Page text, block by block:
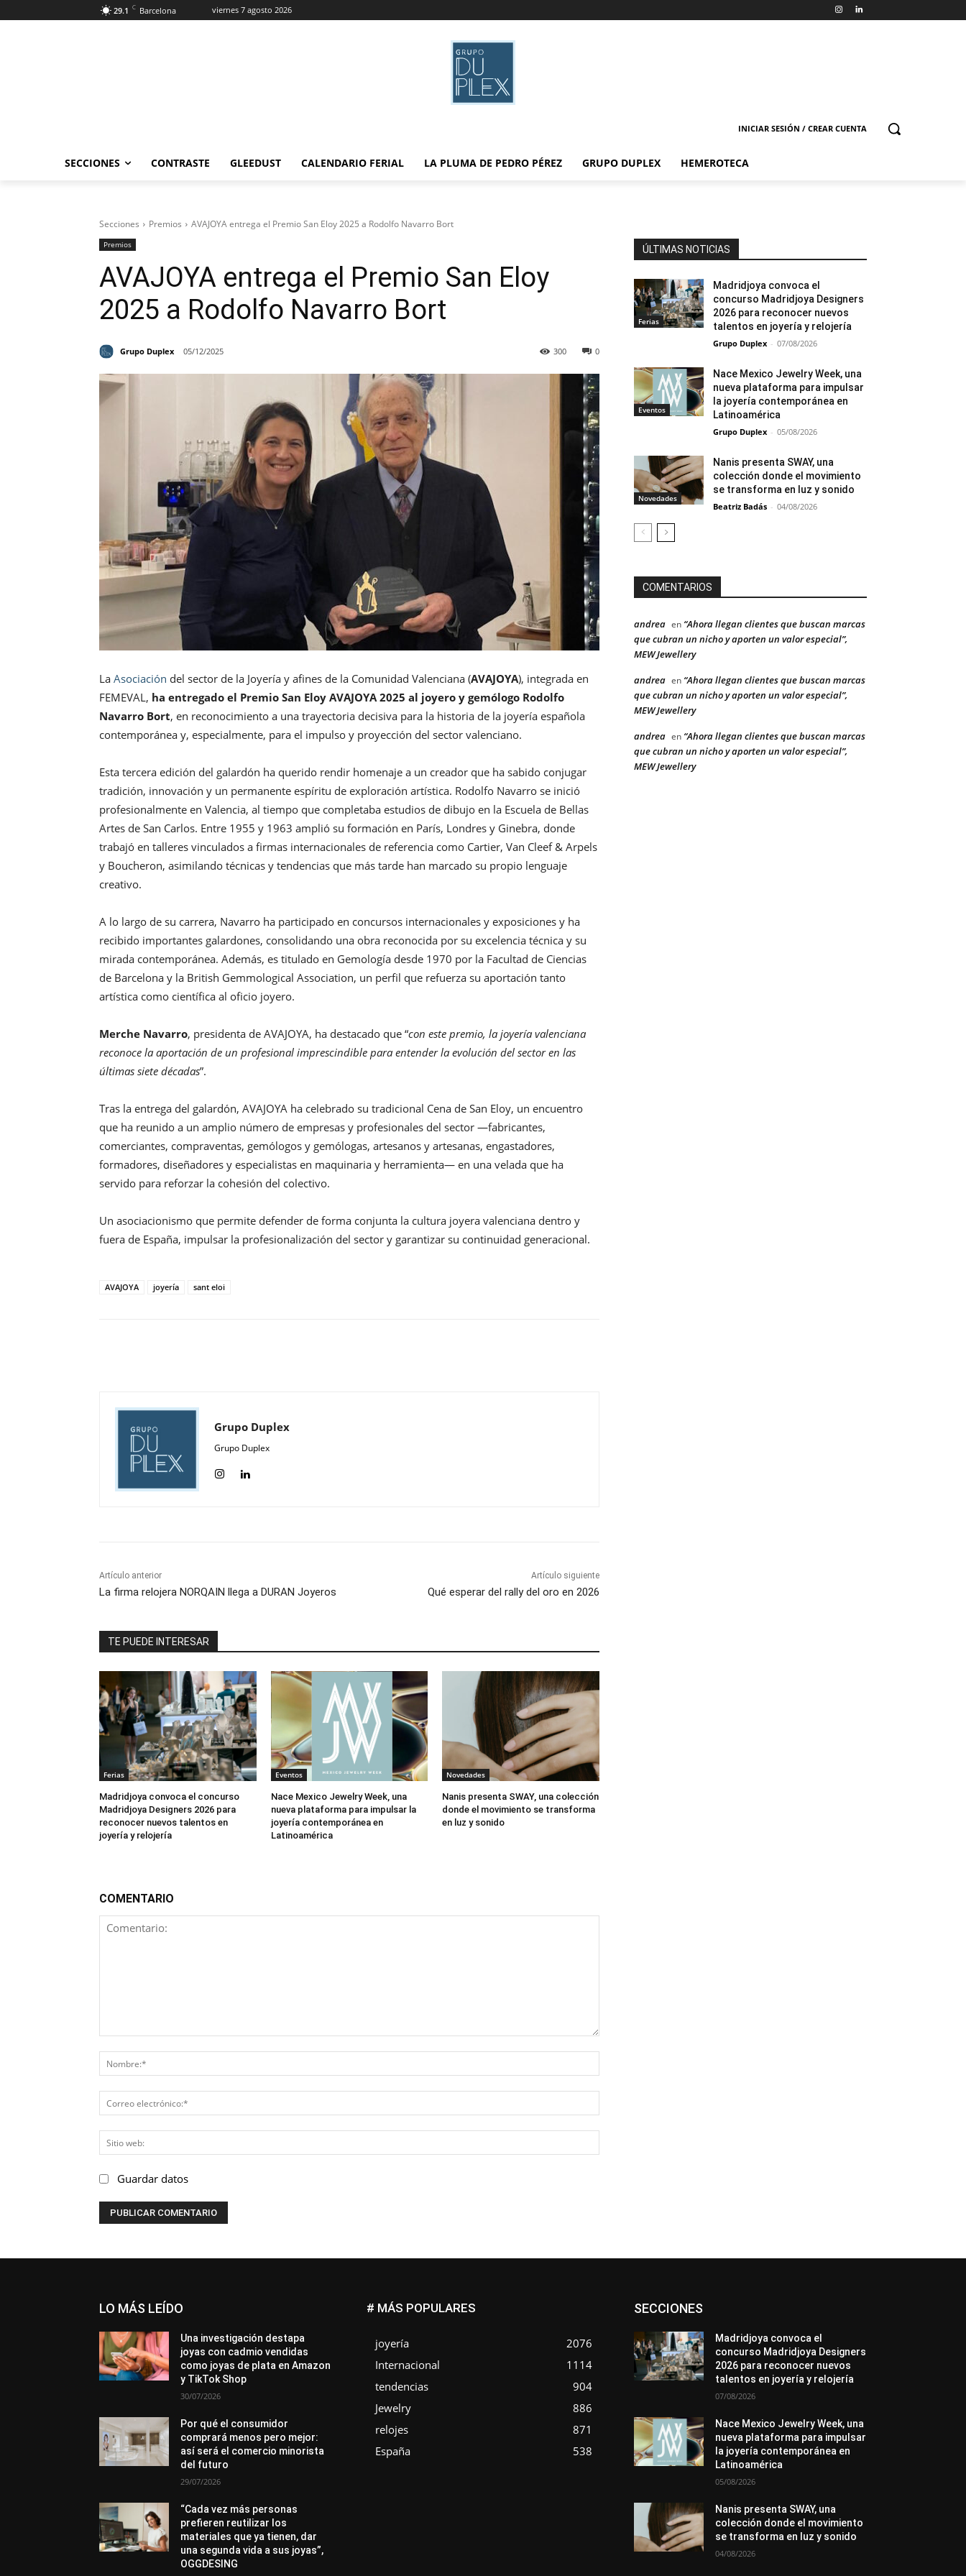
29.1 C Barcelona viernes 7 agosto 2026
INICIAR SESIÓN / CREAR CUENTA
SECCIONES CONTRASTE GLEEDUST CALENDARIO FERIAL LA PLUMA DE PEDRO PÉREZ GRUPO DUPLEX HEMEROTECA
Secciones Premios AVAJOYA entrega el Premio San Eloy 2025 a Rodolfo Navarro Bort
Premios
AVAJOYA entrega el Premio San Eloy
2025 a Rodolfo Navarro Bort
Grupo Duplex 05/12/2025 0
300
La Asociación del sector de la Joyería y afines de la Comunidad Valenciana (AVAJOYA), integrada en
FEMEVAL, ha entregado el Premio San Eloy AVAJOYA 2025 al joyero y gemólogo Rodolfo
Navarro Bort, en reconocimiento a una trayectoria decisiva para la historia de la joyería española
contemporánea y, especialmente, para el impulso y proyección del sector valenciano.
Esta tercera edición del galardón ha querido rendir homenaje a un creador que ha sabido conjugar
tradición, innovación y un permanente espíritu de exploración artística. Rodolfo Navarro se inició
profesionalmente en Valencia, al tiempo que completaba estudios de dibujo en la Escuela de Bellas
Artes de San Carlos. Entre 1955 y 1963 amplió su formación en París, Londres y Ginebra, donde
trabajó en talleres vinculados a firmas internacionales de referencia como Cartier, Van Cleef & Arpels
y Boucheron, asimilando técnicas y tendencias que más tarde han marcado su propio lenguaje
creativo.
A lo largo de su carrera, Navarro ha participado en concursos internacionales y exposiciones y ha
recibido importantes galardones, consolidando una obra reconocida por su excelencia técnica y su
mirada contemporánea. Además, es titulado en Gemología desde 1970 por la Facultad de Ciencias
de Barcelona y la British Gemmological Association, un perfil que refuerza su aportación tanto
artística como científica al oficio joyero.
Merche Navarro, presidenta de AVAJOYA, ha destacado que “con este premio, la joyería valenciana
reconoce la aportación de un profesional imprescindible para entender la evolución del sector en las
últimas siete décadas”.
Tras la entrega del galardón, AVAJOYA ha celebrado su tradicional Cena de San Eloy, un encuentro
que ha reunido a un amplio número de empresas y profesionales del sector —fabricantes,
comerciantes, compraventas, gemólogos y gemólogas, artesanos y artesanas, engastadores,
formadores, diseñadores y especialistas en maquinaria y herramienta— en una velada que ha
servido para reforzar la cohesión del colectivo.
Un asociacionismo que permite defender de forma conjunta la cultura joyera valenciana dentro y
fuera de España, impulsar la profesionalización del sector y garantizar su continuidad generacional.
AVAJOYA joyería sant eloi
Grupo Duplex
Grupo Duplex
Artículo anterior
La firma relojera NORQAIN llega a DURAN Joyeros
Artículo siguiente
Qué esperar del rally del oro en 2026
TE PUEDE INTERESAR
Ferias
Madridjoya convoca el concurso
Madridjoya Designers 2026 para
reconocer nuevos talentos en
joyería y relojería
Eventos
Nace Mexico Jewelry Week, una
nueva plataforma para impulsar la
joyería contemporánea en
Latinoamérica
Novedades
Nanis presenta SWAY, una colección
donde el movimiento se transforma
en luz y sonido
COMENTARIO
electrónico:*
web:
Guardar datos
ÚLTIMAS NOTICIAS
Ferias
Madridjoya convoca el
concurso Madridjoya Designers
2026 para reconocer nuevos
talentos en joyería y relojería
Grupo Duplex - 07/08/2026
Eventos
Nace Mexico Jewelry Week, una
nueva plataforma para impulsar
la joyería contemporánea en
Latinoamérica
Grupo Duplex - 05/08/2026
Novedades
Nanis presenta SWAY, una
colección donde el movimiento
se transforma en luz y sonido
Beatriz Badás - 04/08/2026
COMENTARIOS
andrea en “Ahora llegan clientes que buscan marcas
que cubran un nicho y aporten un valor especial”,
MEW Jewellery
andrea en “Ahora llegan clientes que buscan marcas
que cubran un nicho y aporten un valor especial”,
MEW Jewellery
andrea en “Ahora llegan clientes que buscan marcas
que cubran un nicho y aporten un valor especial”,
MEW Jewellery
LO MÁS LEÍDO
Una investigación destapa
joyas con cadmio vendidas
como joyas de plata en Amazon
y TikTok Shop
30/07/2026
Por qué el consumidor
comprará menos pero mejor:
así será el comercio minorista
del futuro
29/07/2026
“Cada vez más personas
prefieren reutilizar los
materiales que ya tienen, dar
una segunda vida a sus joyas”,
OGGDESING
# MÁS POPULARES
joyería
2076
Internacional
1114
tendencias
904
Jewelry
886
relojes
871
España
538
SECCIONESAsociaciones
En tendencia
In memoriam
La Pluma de Pedro Pérez
México
Mundo Técnico
Novedades
Opiniones
Perspectiva
Premios
Secciones
Sin categoría
Sucesos
Madridjoya convoca el
concurso Madridjoya Designers
2026 para reconocer nuevos
talentos en joyería y relojería
07/08/2026
Nace Mexico Jewelry Week, una
nueva plataforma para impulsar
la joyería contemporánea en
Latinoamérica
05/08/2026
Nanis presenta SWAY, una
colección donde el movimiento
se transforma en luz y sonido
04/08/2026